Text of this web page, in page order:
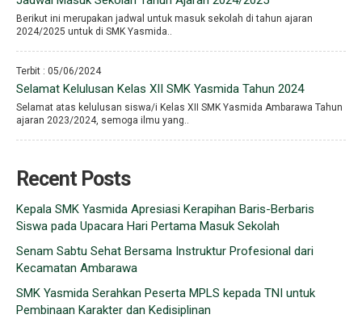
Berikut ini merupakan jadwal untuk masuk sekolah di tahun ajaran
2024/2025 untuk di SMK Yasmida..
Terbit : 05/06/2024
Selamat Kelulusan Kelas XII SMK Yasmida Tahun 2024
Selamat atas kelulusan siswa/i Kelas XII SMK Yasmida Ambarawa Tahun
ajaran 2023/2024, semoga ilmu yang..
Recent Posts
Kepala SMK Yasmida Apresiasi Kerapihan Baris-Berbaris
Siswa pada Upacara Hari Pertama Masuk Sekolah
Senam Sabtu Sehat Bersama Instruktur Profesional dari
Kecamatan Ambarawa
SMK Yasmida Serahkan Peserta MPLS kepada TNI untuk
Pembinaan Karakter dan Kedisiplinan